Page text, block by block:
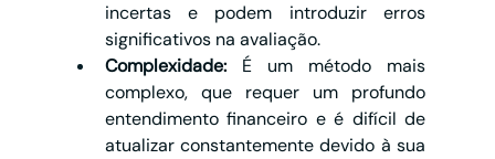
incertas e podem introduzir erros
significativos na avaliação.
Complexidade: É um método mais
complexo, que requer um profundo
entendimento financeiro e é difícil de
atualizar constantemente devido à sua